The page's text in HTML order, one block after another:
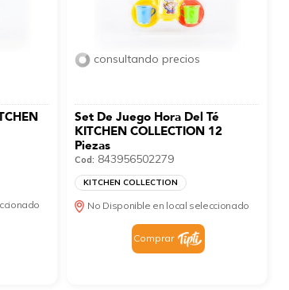
consultando precios
Set De Juego Hora Del Té
KITCHEN COLLECTION 12
Piezas
Cod: 843956502279
KITCHEN COLLECTION
No Disponible en local seleccionado
Comprar